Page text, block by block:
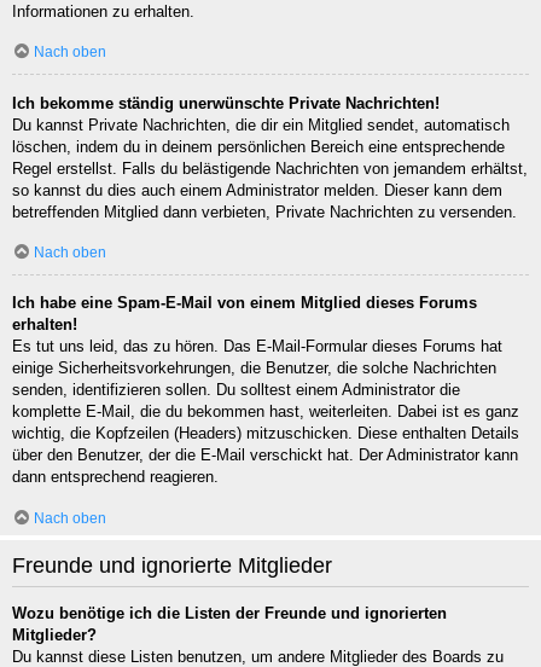
Informationen zu erhalten.
Nach oben
Ich bekomme ständig unerwünschte Private Nachrichten!
Du kannst Private Nachrichten, die dir ein Mitglied sendet, automatisch
löschen, indem du in deinem persönlichen Bereich eine entsprechende
Regel erstellst. Falls du belästigende Nachrichten von jemandem erhältst,
so kannst du dies auch einem Administrator melden. Dieser kann dem
betreffenden Mitglied dann verbieten, Private Nachrichten zu versenden.
Nach oben
Ich habe eine Spam-E-Mail von einem Mitglied dieses Forums
erhalten!
Es tut uns leid, das zu hören. Das E-Mail-Formular dieses Forums hat
einige Sicherheitsvorkehrungen, die Benutzer, die solche Nachrichten
senden, identifizieren sollen. Du solltest einem Administrator die
komplette E-Mail, die du bekommen hast, weiterleiten. Dabei ist es ganz
wichtig, die Kopfzeilen (Headers) mitzuschicken. Diese enthalten Details
über den Benutzer, der die E-Mail verschickt hat. Der Administrator kann
dann entsprechend reagieren.
Nach oben
Freunde und ignorierte Mitglieder
Wozu benötige ich die Listen der Freunde und ignorierten
Mitglieder?
Du kannst diese Listen benutzen, um andere Mitglieder des Boards zu